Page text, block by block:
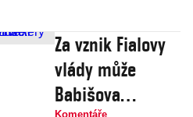
Za vznik Fialovy
vlády může
Babišova
Komentáře